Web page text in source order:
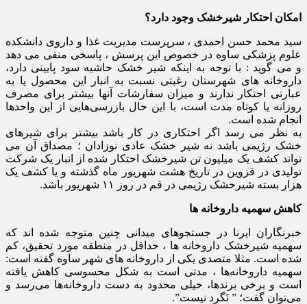
امکان احتکار شیرخشک وجود دارد؟
سید محمد حسن احمدی ، سرپرست مدیریت غذا و داروی دانشکده
علوم پزشکی ساوه در خصوص این پرسش ، پاسخی منفی می دهد
و می گوید : با توجه به اینکه شیر خشک حاشیه سود پایینی دارد،
داروخانه های شهرستان رغبتی نسبت به انبار این محصول یا به
عبارتی احتکار ندارند و میزان سفارشات آنها بیشتر برای مصرف
روزانه یا کوتاه مدت است، با این حال بازرسی‌هایی از این واحدها
انجام شده است.
به نظر می رسد اگر احتکاری در کار باشد بیشتر برای شیرهای
خشک رژیمی باشد نه شیر خشک عادی نوزادان ؛ مصداق آن می
تواند کشف یک میلیون تن شیرخشک احتکار شده از انبار یک شرکت
تولیدی در قزوین در تاریخ هشت شهریور ماه گذشته و یا کشف یک
هزار بسته شیرخشک رژیمی در قم در روز ۱۱ شهریور باشد.
کاهش سهمیه داروخانه ها
خبرنگاران ایرنا در جستجوهای میدانی چنین متوجه شده اند که
سهمیه شیرخشک داروخانه ها ، حداقل در منطقه مورد تحقیق، کم
شده است. مثلا متصدی یکی از داروخانه های شهر ساوه گفته است:
سهمیه داروخانه‌ها ، مدتی است به شکل محسوسی کاهش یافته
است و برخی برندها، خیلی محدود به دست داروخانه‌ها می‌رسد و
می‌توان گفت؛ ” نَگرد نیست”.